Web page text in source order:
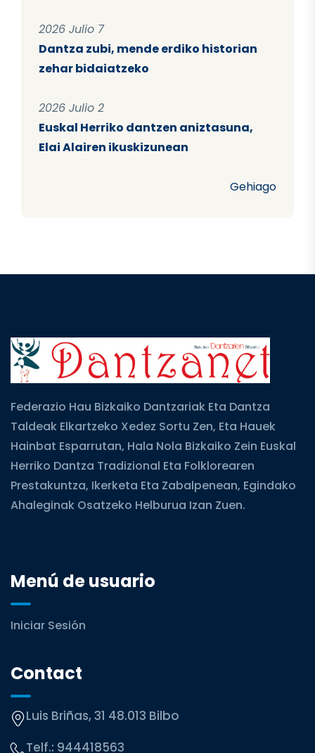
2026 Julio 7
Dantza zubi, mende erdiko historian
zehar bidaiatzeko
2026 Julio 2
Euskal Herriko dantzen aniztasuna,
Elai Alairen ikuskizunean
Gehiago
Federazio Hau Bizkaiko Dantzariak Eta Dantza
Taldeak Elkartzeko Xedez Sortu Zen, Eta Hauek
Hainbat Esparrutan, Hala Nola Bizkaiko Zein Euskal
Herriko Dantza Tradizional Eta Folklorearen
Prestakuntza, Ikerketa Eta Zabalpenean, Egindako
Ahaleginak Osatzeko Helburua Izan Zuen.
Menú de usuario
Iniciar Sesión
Contact
Luis Briñas, 31 48.013 Bilbo
Telf.: 944418563